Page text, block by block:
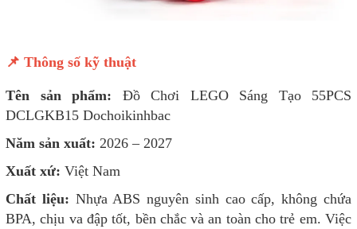
📌 Thông số kỹ thuật
Tên sản phẩm: Đồ Chơi LEGO Sáng Tạo 55PCS
DCLGKB15 Dochoikinhbac
Năm sản xuất: 2026 – 2027
Xuất xứ: Việt Nam
Chất liệu: Nhựa ABS nguyên sinh cao cấp, không chứa
BPA, chịu va đập tốt, bền chắc và an toàn cho trẻ em. Việc